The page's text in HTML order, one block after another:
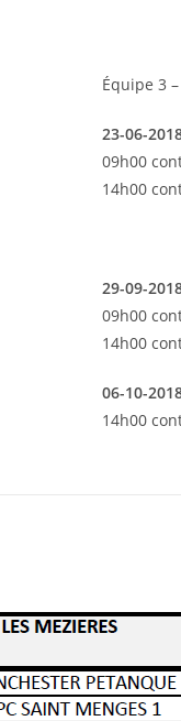
Équipe 3
23-06-
09h00
14h00
29-09-
09h00
14h00
06-10-
14h00